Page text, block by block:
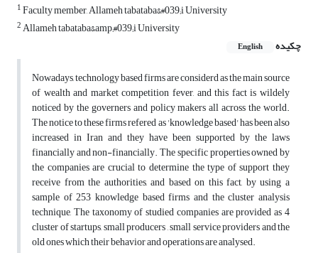
1Faculty member, Allameh tabataba&#039;i University
2Allameh tabataba&amp;#039;i University
چکیده
English
Nowadays, technology based firms are considerd as the main source
of wealth and market competition fever, and this fact is wildely
noticed by the governers and policy makers all across the world.
The notice to these firms refered as 'knowledge based' has been also
increased in Iran and they have been supported by the laws
financially and non-financially. The specific properties owned by
the companies are crucial to determine the type of support they
receive from the authorities, and based on this fact, by using a
sample of 253 knowledge based firms and the cluster analysis
technique, The taxonomy of studied companies are provided as 4
cluster of startups, small producers , small service providers and the
old ones which their behavior and operations are analysed.